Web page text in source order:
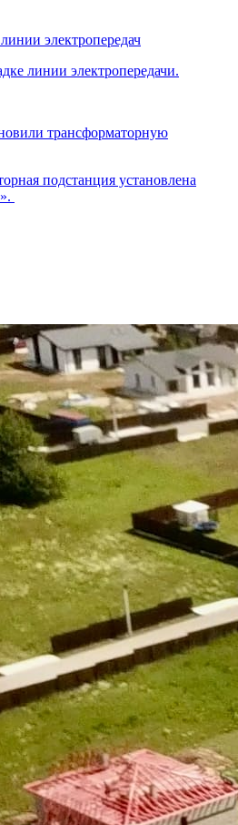
электропередач
линии электропередачи.
трансформаторную
подстанция установлена